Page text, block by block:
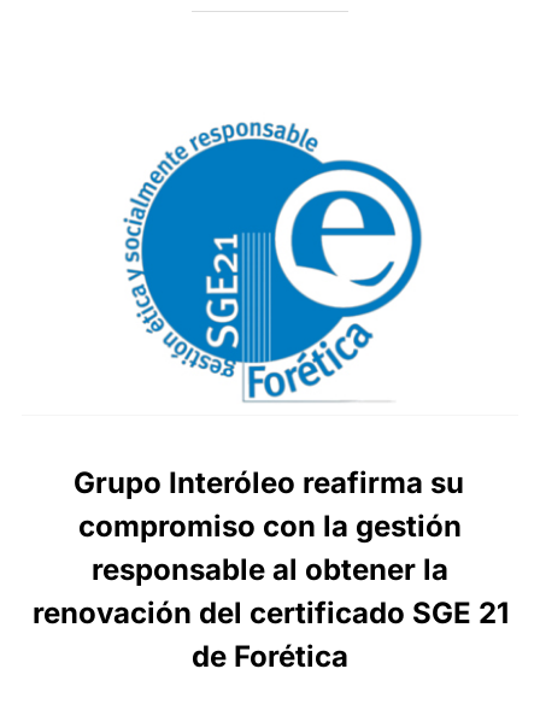
Grupo Interóleo reafirma su
compromiso con la gestión
responsable al obtener la
renovación del certificado SGE 21
de Forética